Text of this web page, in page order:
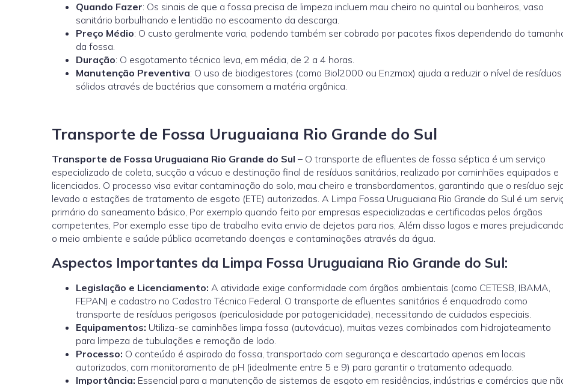
Quando Fazer: Os sinais de que a fossa precisa de limpeza incluem mau cheiro no quintal ou banheiros, vaso
sanitário borbulhando e lentidão no escoamento da descarga.
Preço Médio: O custo geralmente varia, podendo também ser cobrado por pacotes fixos dependendo do
da fossa.
Duração: O esgotamento técnico leva, em média, de 2 a 4 horas.
Manutenção Preventiva: O uso de biodigestores (como Biol2000 ou Enzmax) ajuda a reduzir o nível de resíduos
sólidos através de bactérias que consomem a matéria orgânica.
Transporte de Fossa Uruguaiana Rio Grande do Sul
Transporte de Fossa Uruguaiana Rio Grande do Sul – O transporte de efluentes de fossa séptica é um serviço
especializado de coleta, sucção a vácuo e destinação final de resíduos sanitários, realizado por caminhões equipados e
licenciados. O processo visa evitar contaminação do solo, mau cheiro e transbordamentos, garantindo que o resíduo
levado a estações de tratamento de esgoto (ETE) autorizadas. A Limpa Fossa Uruguaiana Rio Grande do Sul é um
primário do saneamento básico, Por exemplo quando feito por empresas especializadas e certificadas pelos órgãos
competentes, Por exemplo esse tipo de trabalho evita envio de dejetos para rios, Além disso lagos e mares prejudicando
o meio ambiente e saúde pública acarretando doenças e contaminações através da água.
Aspectos Importantes da Limpa Fossa Uruguaiana Rio Grande do Sul:
Legislação e Licenciamento: A atividade exige conformidade com órgãos ambientais (como CETESB, IBAMA,
FEPAN) e cadastro no Cadastro Técnico Federal. O transporte de efluentes sanitários é enquadrado como
transporte de resíduos perigosos (periculosidade por patogenicidade), necessitando de cuidados especiais.
Equipamentos: Utiliza-se caminhões limpa fossa (autovácuo), muitas vezes combinados com hidrojateamento
para limpeza de tubulações e remoção de lodo.
Processo: O conteúdo é aspirado da fossa, transportado com segurança e descartado apenas em locais
autorizados, com monitoramento de pH (idealmente entre 5 e 9) para garantir o tratamento adequado.
Importância: Essencial para a manutenção de sistemas de esgoto em residências, indústrias e comércios que